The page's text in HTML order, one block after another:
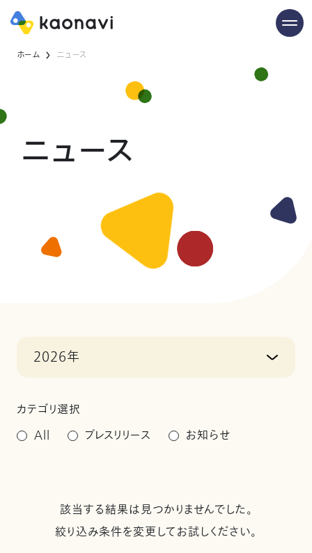
ホーム ニュース
ニュース
2026年
カテゴリ選択
All
プレスリリース お知らせ
該当する結果は見つかりませんでした。
絞り込み条件を変更してお試しください。